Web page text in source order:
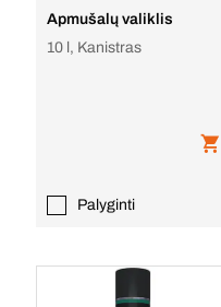
Apmušalų valiklis
10 l, Kanistras
Palyginti